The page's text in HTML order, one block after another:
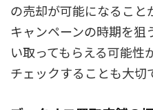
の売却が可能になること
キャンペーンの時期を狙
い取ってもらえる可能性
チェックすることも大切